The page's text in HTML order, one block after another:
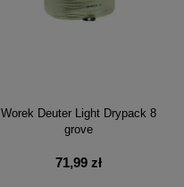
Worek Deuter Light Drypack 8
grove
71,99 zł